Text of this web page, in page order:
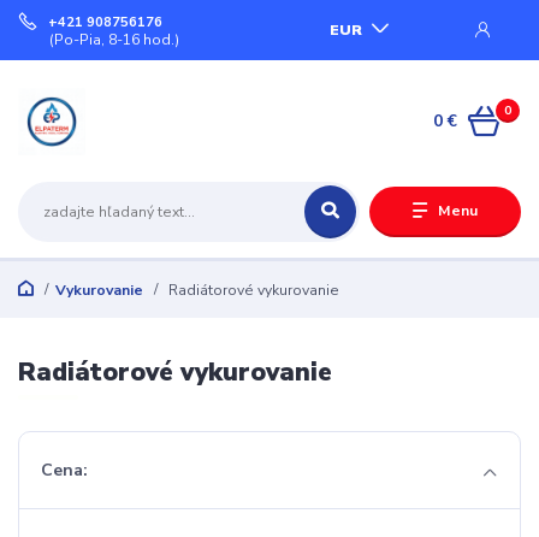
Menu
EUR
+421 908756176
(Po-Pia, 8-16 hod.)
0
0 €
Vykurovanie Radiátorové vykurovanie
Radiátorové vykurovanie
Cena: